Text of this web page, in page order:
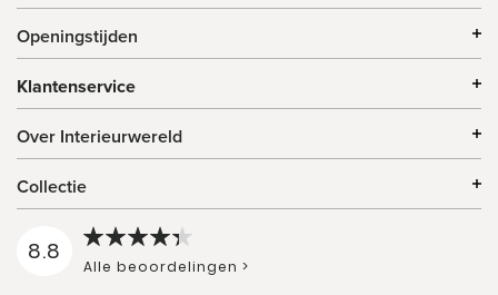
Openingstijden
Klantenservice
Over Interieurwereld
Collectie
8.8
Alle beoordelingen >